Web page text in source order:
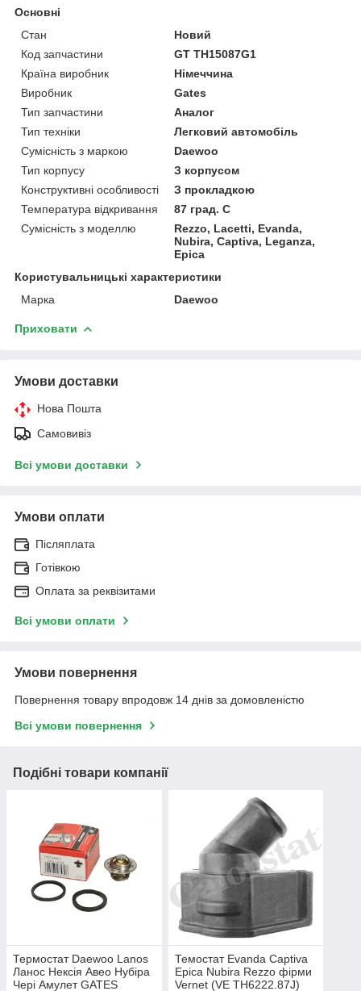
Основні
Стан
Новий
Код запчастини
GT TH15087G1
Країна виробник
Німеччина
Виробник
Gates
Тип запчастини
Аналог
Тип техніки
Легковий автомобіль
Сумісність з маркою
Daewoo
Тип корпусу
З корпусом
Конструктивні особливості
З прокладкою
Температура відкривання
87 град. C
Сумісність з моделлю
Rezzo, Lacetti, Evanda,
Nubira, Captiva, Leganza,
Epica
Користувальницькі характеристики
Марка
Daewoo
Приховати
Умови доставки
Нова Пошта
Самовивіз
Всі умови доставки
Умови оплати
Післяплата
Готівкою
Оплата за реквізитами
Всі умови оплати
Умови повернення
Повернення товару впродовж 14 днів за домовленістю
Всі умови повернення
Подібні товари компанії
Термостат Daewoo Lanos
Ланос Нексія Авео Нубіра
Чері Амулет GATES
Темостат Evanda Captiva
Epica Nubira Rezzo фірми
Vernet (VE TH6222.87J)